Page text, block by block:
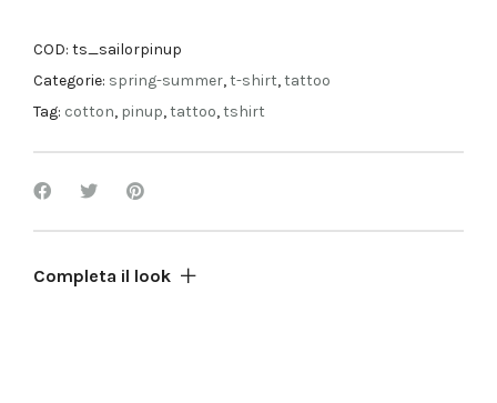
COD: ts_sailorpinup
Categorie: spring-summer,t-shirt,tattoo
Tag: cotton, pinup,tattoo,tshirt
Completa il look